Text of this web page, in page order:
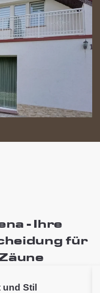
- Ihre
für
und Stil